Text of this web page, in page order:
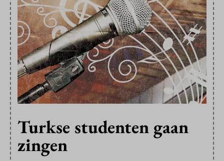
Turkse studenten gaan
zingen